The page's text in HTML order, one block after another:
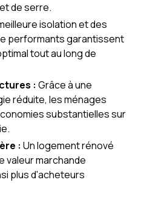
de serre.
isolation et des
performants garantissent
tout au long de
: Grâce à une
réduite, les ménages
substantielles sur
: Un logement rénové
valeur marchande
plus d'acheteurs